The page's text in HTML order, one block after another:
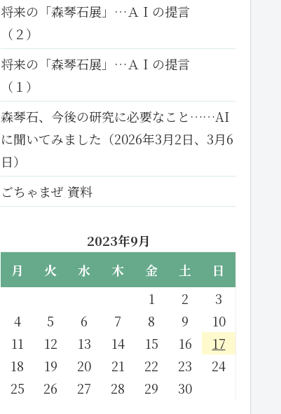
将来の「森琴石展」…ＡＩの提言
（２）
将来の「森琴石展」…ＡＩの提言
（１）
森琴石、今後の研究に必要なこと……AI
に聞いてみました（2026年3月2日、3月6
日）
ごちゃまぜ 資料
2023年9月
月
火 水 木 金 土
日
1
2
3
4
5 6 7 8 9
10
11
12 13 14 15 16
17
18
19 20 21 22 23
24
25
26 27 28 29
30